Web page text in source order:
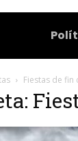
Fiestas de fin